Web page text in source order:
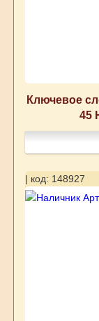
Ключевое
45
| код: 148927